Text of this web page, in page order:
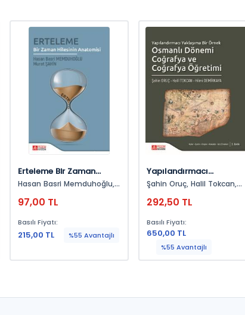
Erteleme Bir Zaman
Hilesinin Anatomosi
Hasan Basri Memduhoğlu,
97,00 TL
Basılı Fiyatı:
215,00 TL %55 Avantajlı
Yapılandırmacı
Yaklaşıma Bir Örnek
Coğrafya Ve Coğrafya
Şahin Oruç, Halil Tokcan,
292,50 TL
Basılı Fiyatı:
650,00 TL
%55 Avantajlı